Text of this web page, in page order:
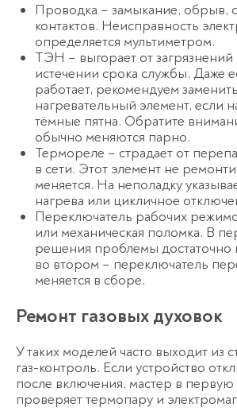
Проводка – замыкание, обрыв,
контактов. Неисправность
определяется мультиметром.
ТЭН – выгорает от
истечении срока службы. Даже
работает, рекомендуем заменить
нагревательный элемент, если
тёмные пятна. Обратите
обычно меняются парно.
Термореле – страдает от
в сети. Этот элемент не
меняется. На неполадку
нагрева или цикличное
Переключатель рабочих
или механическая поломка. В
решения проблемы достаточно
во втором – переключатель
меняется в сборе.
Ремонт газовых духовок
У таких моделей часто выходит из
газ-контроль. Если устройство
после включения, мастер в
проверяет термопару и